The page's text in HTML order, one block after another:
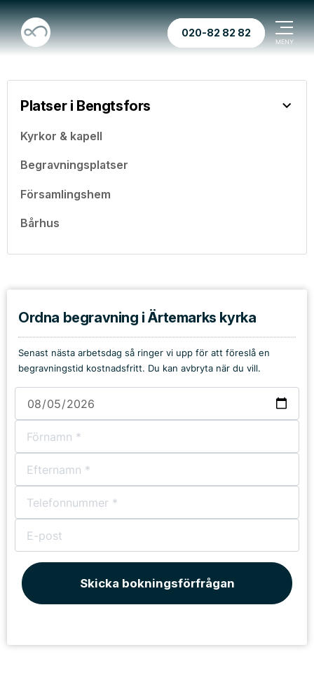
020-82 82 82
Platser i Bengtsfors
Kyrkor & kapell
Begravningsplatser
Församlingshem
Bårhus
Ordna begravning i Ärtemarks kyrka
Senast nästa arbetsdag så ringer vi upp för att föreslå en
begravningstid kostnadsfritt. Du kan avbryta när du vill.
Skicka bokningsförfrågan